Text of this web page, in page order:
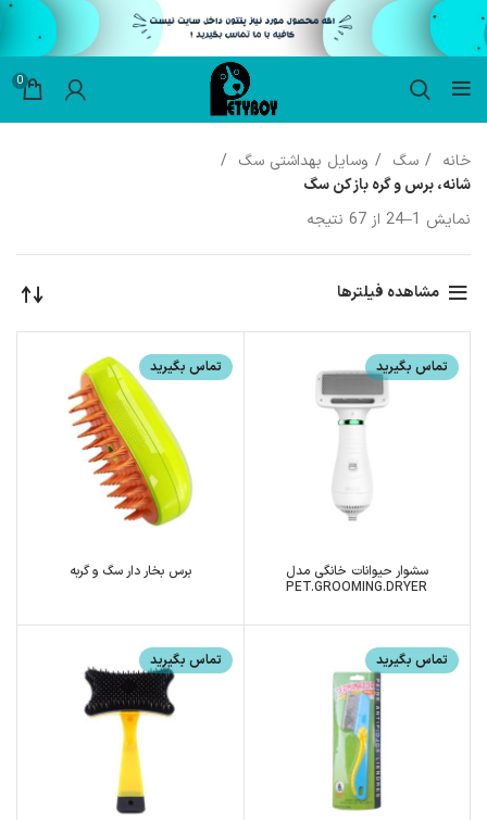
0
خانه سگ
وسایل بهداشتی سگ
شانه، برس و گره باز کن سگ
نمایش 1–24 از 67 نتیجه
مشاهده فیلترها
تماس بگیرید
سشوار حیوانات خانگی مدل
PET.GROOMING.DRYER
تماس بگیرید
برس بخار دار سگ و گربه
تماس بگیرید تماس بگیرید